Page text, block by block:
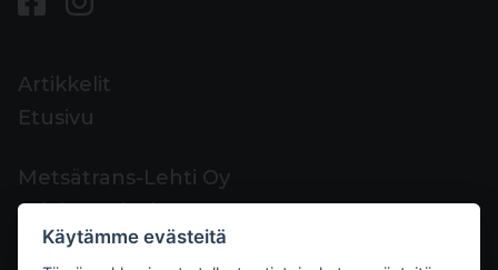
Artikkelit
Etusivu
Metsätrans-Lehti Oy
Asiakaspalvelu
Yhteystiedot
Käytämme evästeitä